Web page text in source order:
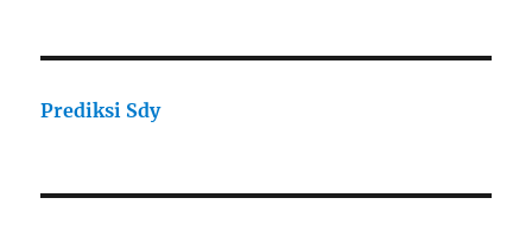
Prediksi Sdy